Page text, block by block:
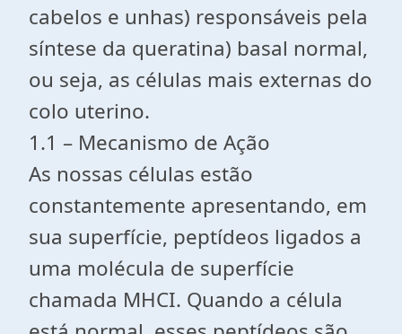
cabelos e unhas) responsáveis pela
síntese da queratina) basal normal,
ou seja, as células mais externas do
colo uterino.
1.1 – Mecanismo de Ação
As nossas células estão
constantemente apresentando, em
sua superfície, peptídeos ligados a
uma molécula de superfície
chamada MHCI. Quando a célula